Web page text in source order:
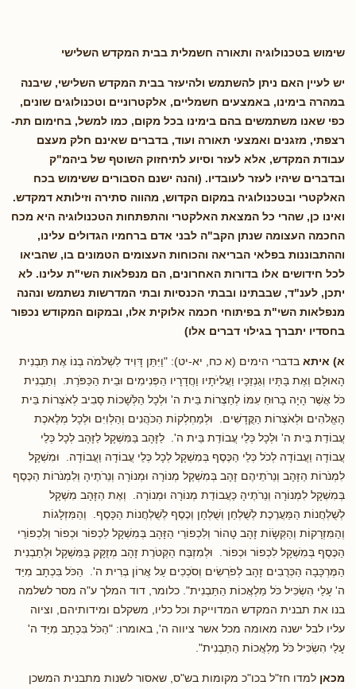
שימוש בטכנולוגיה ותאורה חשמלית בבית המקדש השלישי
יש לעיין האם ניתן להשתמש ולהיעזר בבית המקדש השלישי, שיבנה
במהרה בימינו, באמצעים חשמליים, אלקטרוניים וטכנולוגים שונים,
כפי שאנו משתמשים בהם בימינו בכל מקום, כמו למשל, בחימום תת-
רצפתי, מזגנים ואמצעי תאורה ועוד, בדברים שאינם חלק מעצם
עבודת המקדש, אלא לעזר וסיוע לתיחזוק השוטף של ביהמ"ק
ובדברים שיהיו לעזר לעובדיו. (והנה ישנם הסבורים ששימוש בכח
האלקטרי ובטכנולוגיה במקום הקדוש, מהווה סתירה וזילותא דמקדש.
ואינו כן, שהרי כל המצאת האלקטרי והתפתחות הטכנולוגיה היא מכח
החכמה העצומה שנתן הקב"ה לבני אדם ברחמיו הגדולים עלינו,
וההתבוננות בפלאי הבריאה והכוחות העצומים הטמונים בו, שהביאו
לכל חידושים אלו בדורות האחרונים, הם מנפלאות השי"ת עלינו. לא
יתכן, לענ"ד, שבבתינו ובבתי הכנסיות ובתי המדרשות נשתמש ונהנה
מנפלאות השי"ת בפיתוחי חכמה אלוקית אלו, ובמקום המקודש נכפור
בחסדיו יתברך בגילוי דברים אלו)
א) איתא בדברי הימים (א כח, יא-יט): "וַיִּתֵּן דָּוִיד לִשְׁלֹמֹה בְנוֹ אֶת תַּבְנִית
הָאוּלָם וְאֶת בָּתָּיו וְגַנְזַכָּיו וַעֲלִיֹּתָיו וַחֲדָרָיו הַפְּנִימִים וּבֵית הַכַּפֹּרֶת. וְתַבְנִית
כֹּל אֲשֶׁר הָיָה בָרוּחַ עִמּוֹ לְחַצְרוֹת בֵּית ה' וּלְכָל הַלְּשָׁכוֹת סָבִיב לְאֹצְרוֹת בֵּית
הָאֱלֹהִים וּלְאֹצְרוֹת הַקֳּדָשִׁים. וּלְמַחְלְקוֹת הַכֹּהֲנִים וְהַלְוִיִּם וּלְכָל מְלֶאכֶת
עֲבוֹדַת בֵּית ה' וּלְכָל כְּלֵי עֲבוֹדַת בֵּית ה'. לַזָּהָב בַּמִּשְׁקָל לַזָּהָב לְכָל כְּלֵי
עֲבוֹדָה וַעֲבוֹדָה לְכֹל כְּלֵי הַכֶּסֶף בְּמִשְׁקָל לְכָל כְּלֵי עֲבוֹדָה וַעֲבוֹדָה. וּמִשְׁקָל
לִמְנֹרוֹת הַזָּהָב וְנֵרֹתֵיהֶם זָהָב בְּמִשְׁקַל מְנוֹרָה וּמְנוֹרָה וְנֵרֹתֶיהָ וְלִמְנֹרוֹת הַכֶּסֶף
בְּמִשְׁקָל לִמְנוֹרָה וְנֵרֹתֶיהָ כַּעֲבוֹדַת מְנוֹרָה וּמְנוֹרָה. וְאֶת הַזָּהָב מִשְׁקָל
לְשֻׁלְחֲנוֹת הַמַּעֲרֶכֶת לְשֻׁלְחַן וְשֻׁלְחָן וְכֶסֶף לְשֻׁלְחֲנוֹת הַכָּסֶף. וְהַמִּזְלָגוֹת
וְהַמִּזְרָקוֹת וְהַקְּשָׂוֹת זָהָב טָהוֹר וְלִכְפוֹרֵי הַזָּהָב בְּמִשְׁקָל לִכְפוֹר וּכְפוֹר וְלִכְפוֹרֵי
הַכֶּסֶף בְּמִשְׁקָל לִכְפוֹר וּכְפוֹר. וּלְמִזְבַּח הַקְּטֹרֶת זָהָב מְזֻקָּק בַּמִּשְׁקָל וּלְתַבְנִית
הַמֶּרְכָּבָה הַכְּרֻבִים זָהָב לְפֹרְשִׂים וְסֹכְכִים עַל אֲרוֹן בְּרִית ה'. הַכֹּל בִּכְתָב מִיַּד
ה' עָלַי הִשְׂכִּיל כֹּל מַלְאֲכוֹת הַתַּבְנִית". כלומר, דוד המלך ע"ה מסר לשלמה
בנו את תבנית המקדש המדוייקת וכל כליו, משקלם ומידותיהם, וציוה
עליו לבל ישנה מאומה מכל אשר ציווה ה', באומרו: "הַכֹּל בִּכְתָב מִיַּד ה'
עָלַי הִשְׂכִּיל כֹּל מַלְאֲכוֹת הַתַּבְנִית".
מכאן למדו חז"ל בכו"כ מקומות בש"ס, שאסור לשנות מתבנית המשכן